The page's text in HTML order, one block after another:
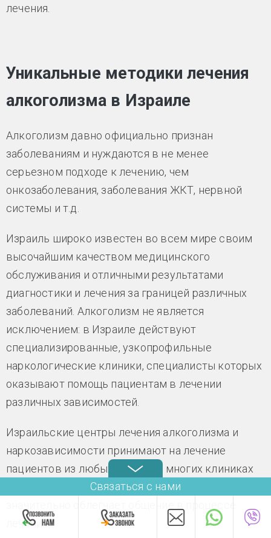
лечения.
Уникальные методики лечения
алкоголизма в Израиле
Алкоголизм давно официально признан
заболеваниям и нуждаются в не менее
серьезном подходе к лечению, чем
онкозаболевания, заболевания ЖКТ, нервной
системы и т.д.
Израиль широко известен во всем мире своим
высочайшим качеством медицинского
обслуживания и отличными результатами
диагностики и лечения за границей различных
заболеваний. Алкоголизм не является
исключением: в Израиле действуют
специализированные, узкопрофильные
наркологические клиники, специалисты которых
оказывают помощь пациентам в лечении
различных зависимостей.
Израильские центры лечения алкоголизма и
наркозависимости принимают на лечение
пациентов из любых стран. Во многих клиниках
персонал свободно владеет русским языком, что
лечения.
Связаться с нами